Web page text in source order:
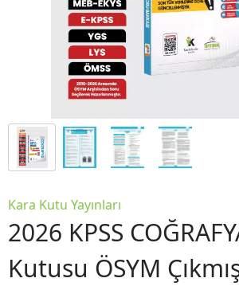
Kara Kutu Yayınları
2026 KPSS
Kutusu ÖSYM